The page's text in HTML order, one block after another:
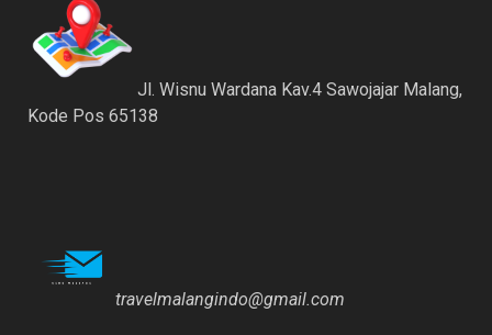
Jl. Wisnu Wardana Kav.4 Sawojajar Malang,
Kode Pos 65138
travelmalangindo@gmail.com